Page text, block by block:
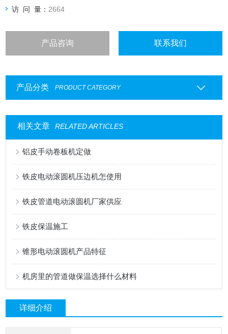
访 问 量： 2664
产品咨询 联系我们
产品分类 PRODUCT CATEGORY
相关文章 RELATED ARTICLES
铝皮手动卷板机定做
铁皮电动滚圆机压边机怎使用
铁皮管道电动滚圆机厂家供应
铁皮保温施工
锥形电动滚圆机产品特征
机房里的管道做保温选择什么材料
详细介绍